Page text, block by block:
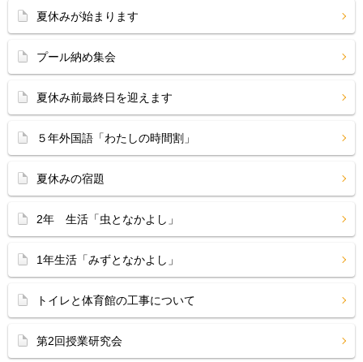
夏休みが始まります
プール納め集会
夏休み前最終日を迎えます
５年外国語「わたしの時間割」
夏休みの宿題
2年 生活「虫となかよし」
1年生活「みずとなかよし」
トイレと体育館の工事について
第2回授業研究会